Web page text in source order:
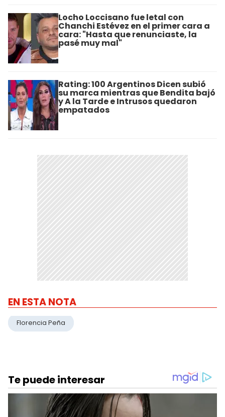
Locho Loccisano fue letal con
Chanchi Estévez en el primer cara a
cara: "Hasta que renunciaste, la
pasé muy mal"
Rating: 100 Argentinos Dicen subió
su marca mientras que Bendita bajó
y A la Tarde e Intrusos quedaron
empatados
EN ESTA NOTA
Florencia Peña